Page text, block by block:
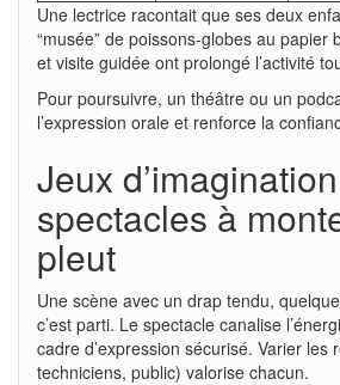
Une lectrice racontait que ses deux
“musée” de poissons-globes au papier
et visite guidée ont prolongé l’activité
Pour poursuivre, un théâtre ou un
l’expression orale et renforce la
Jeux
spectacles à
pleut
Une scène avec un drap tendu,
c’est parti. Le spectacle canalise
cadre d’expression sécurisé. Varier les
techniciens, public) valorise chacun.